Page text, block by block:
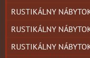
RUSTIKÁLNY
RUSTIKÁLNY
RUSTIKÁLNY